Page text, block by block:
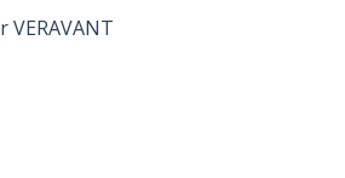
VERAVANT